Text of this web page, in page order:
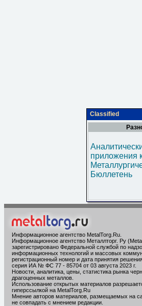
Classified
приложения
Бюллетень
Информационное агентство MetalTorg.Ru
Информационное агентство Металлторг. Ру
зарегистрировано Федеральной службой по
информационных технологий и массовых
регистрационный номер и дата принятия
серия ИА № ФС 77 - 85704 от 03 августа 2023 г.
Новости, аналитика, цены, статистика рынка
драгоценных металлов.
Использование открытых материалов
гиперссылкой на MetalTorg.Ru
Мнение авторов материалов, размещаемых на
не совпадать с мнением редакции.